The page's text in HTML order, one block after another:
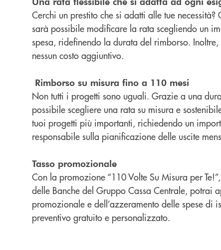
Cerchi un prestito che si adatti alle tue
sarà possibile modificare la rata scegliendo un
spesa, ridefinendo la durata del rimborso.
nessun costo aggiuntivo.
Rimborso su misura fino a 110 mesi
Non tutti i progetti sono uguali. Grazie a una
possibile scegliere una rata su misura e
tuoi progetti più importanti, richiedendo un
responsabile sulla pianificazione delle uscite
Tasso promozionale
Con la promozione “110 Volte Su Misura per
delle Banche del Gruppo Cassa Centrale, potrai
promozionale e dell’azzeramento delle spese
preventivo gratuito e personalizzato.